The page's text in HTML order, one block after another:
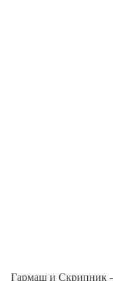
Гармаш и Скрипник